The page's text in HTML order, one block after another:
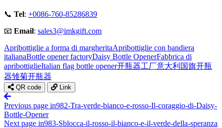
📞 Tel: +0086-760-85286839
📧 Email: sales3@imkgift.com
Apribottiglie a forma di margheritaApribottiglie con bandiera
italianaBottle opener factoryDaisy Bottle OpenerFabbrica di
apribottiglieItalian flag bottle opener开瓶器工厂意大利国旗开瓶
器雏菊开瓶器
QR code Link
Previous page in982-Tra-verde-bianco-e-rosso-Il-coraggio-di-Daisy-
Bottle-Opener
Next page in983-Sblocca-il-rosso-il-bianco-e-il-verde-della-speranza